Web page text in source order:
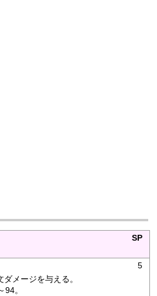
SP
5
メージを与える。
。